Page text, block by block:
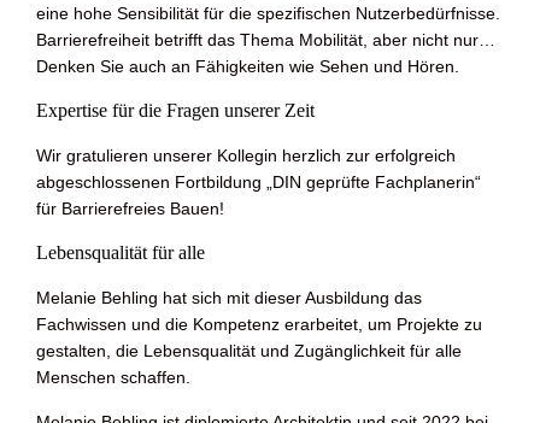
eine hohe Sensibilität für die spezifischen Nutzerbedürfnisse.
Barrierefreiheit betrifft das Thema Mobilität, aber nicht nur…
Denken Sie auch an Fähigkeiten wie Sehen und Hören.
Expertise für die Fragen unserer Zeit
Wir gratulieren unserer Kollegin herzlich zur erfolgreich
abgeschlossenen Fortbildung „DIN geprüfte Fachplanerin“
für Barrierefreies Bauen!
Lebensqualität für alle
Melanie Behling hat sich mit dieser Ausbildung das
Fachwissen und die Kompetenz erarbeitet, um Projekte zu
gestalten, die Lebensqualität und Zugänglichkeit für alle
Menschen schaffen.